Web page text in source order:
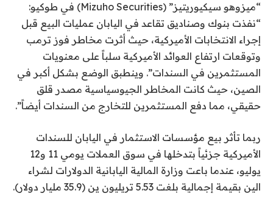
“ميزوهو سيكيوريتيز” (Mizuho Securities) في طوكيو:
“نفذت بنوك وصناديق تقاعد في اليابان عمليات البيع قبل
إجراء الانتخابات الأميركية، حيث أثرت مخاطر فوز ترمب
وتوقعات ارتفاع العوائد الأميركية سلباً على معنويات
المستثمرين في السندات”. وينطبق الوضع بشكل أكبر في
الصين، حيث كانت المخاطر الجيوسياسية مصدر قلق
حقيقي، مما دفع المستثمرين للتخارج من السندات أيضاً”.
ربما تأثر بيع مؤسسات الاستثمار في اليابان للسندات
الأميركية جزئياً بتدخلها في سوق العملات يومي 11 و12
يوليو، عندما باعت وزارة المالية اليابانية الدولارات لشراء
الين بقيمة إجمالية بلغت 5.53 تريليون ين (35.9 مليار دولار).